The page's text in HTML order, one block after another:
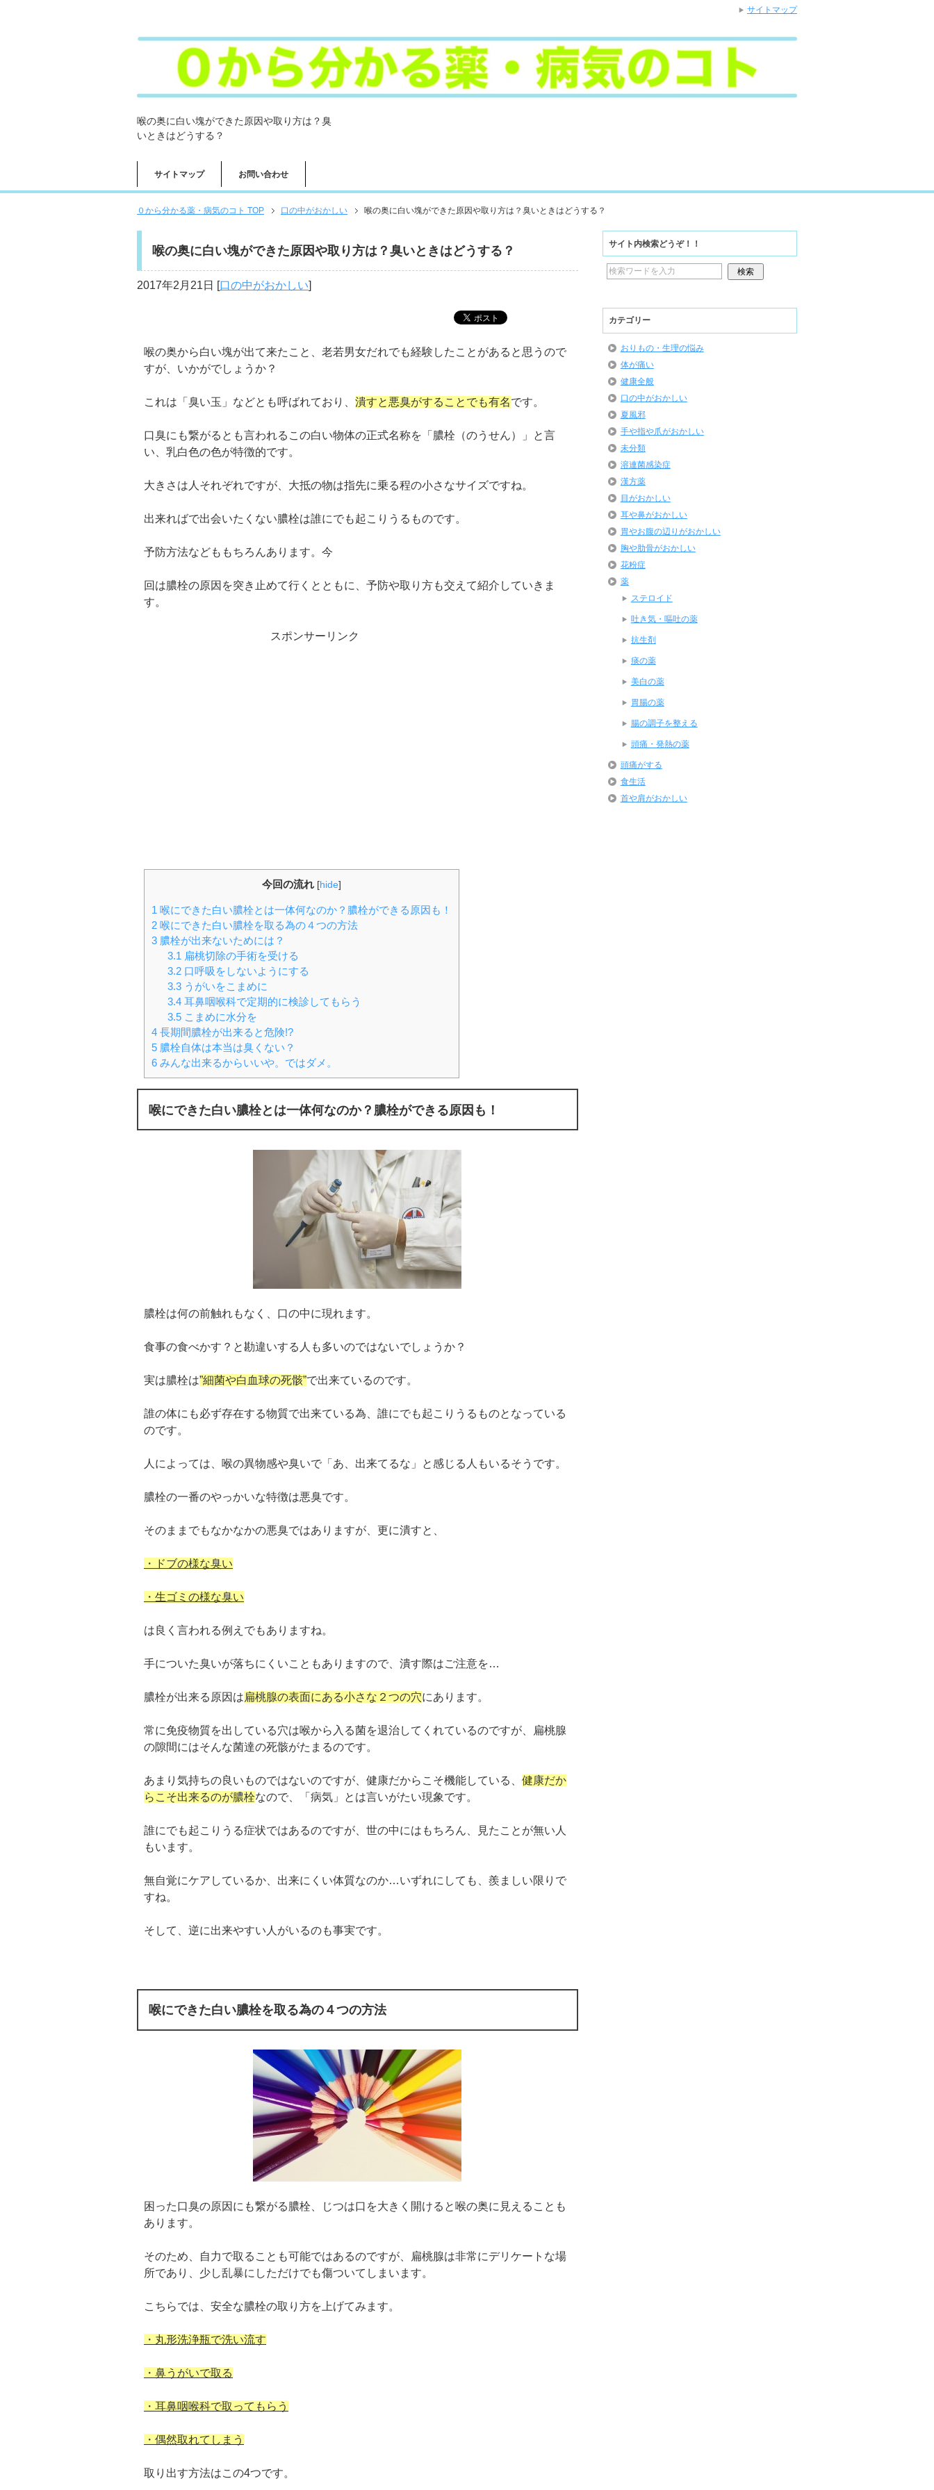
喉の奥に白い塊ができた原因や取り方は？臭
いときはどうする？
サイトマップ お問い合わせ
０から分かる薬・病気のコト TOP 口の中がおかしい 喉の奥に白い塊ができた原因や取り方は？臭いときはどうする？
喉の奥に白い塊ができた原因や取り方は？臭いときはどうする？
2017年2月21日 [口の中がおかしい]
喉の奥から白い塊が出て来たこと、老若男女だれでも経験したことがあると思うので
すが、いかがでしょうか？
これは「臭い玉」などとも呼ばれており、 潰すと悪臭がすることでも有名です。
口臭にも繋がるとも言われるこの白い物体の正式名称を「膿栓（のうせん）」と言
い、乳白色の色が特徴的です。
大きさは人それぞれですが、大抵の物は指先に乗る程の小さなサイズですね。
出来ればで出会いたくない膿栓は誰にでも起こりうるものです。
予防方法などももちろんあります。今
回は膿栓の原因を突き止めて行くとともに、予防や取り方も交えて紹介していきま
す。
スポンサーリンク
今回の流れ [hide]
1 喉にできた白い膿栓とは一体何なのか？膿栓ができる原因も！
2 喉にできた白い膿栓を取る為の４つの方法
3 膿栓が出来ないためには？
3.1 扁桃切除の手術を受ける
3.2口呼吸をしないようにする
3.3うがいをこまめに
3.4耳鼻咽喉科で定期的に検診してもらう
3.5こまめに水分を
4 長期間膿栓が出来ると危険!?
5 膿栓自体は本当は臭くない？
6 みんな出来るからいいや。ではダメ。
喉にできた白い膿栓とは一体何なのか？膿栓ができる原因も！
膿栓は何の前触れもなく、口の中に現れます。
食事の食べかす？と勘違いする人も多いのではないでしょうか？
実は膿栓は”細菌や白血球の死骸”で出来ているのです。
誰の体にも必ず存在する物質で出来ている為、誰にでも起こりうるものとなっている
のです。
人によっては、喉の異物感や臭いで「あ、出来てるな」と感じる人もいるそうです。
膿栓の一番のやっかいな特徴は悪臭です。
そのままでもなかなかの悪臭ではありますが、更に潰すと、
・ドブの様な臭い
・生ゴミの様な臭い
は良く言われる例えでもありますね。
手についた臭いが落ちにくいこともありますので、潰す際はご注意を…
膿栓が出来る原因は扁桃腺の表面にある小さな２つの穴にあります。
常に免疫物質を出している穴は喉から入る菌を退治してくれているのですが、扁桃腺
の隙間にはそんな菌達の死骸がたまるのです。
あまり気持ちの良いものではないのですが、健康だからこそ機能している、 健康だか
らこそ出来るのが膿栓なので、「病気」とは言いがたい現象です。
誰にでも起こりうる症状ではあるのですが、世の中にはもちろん、見たことが無い人
もいます。
無自覚にケアしているか、出来にくい体質なのか…いずれにしても、羨ましい限りで
すね。
そして、逆に出来やすい人がいるのも事実です。
喉にできた白い膿栓を取る為の４つの方法
困った口臭の原因にも繋がる膿栓、じつは口を大きく開けると喉の奥に見えることも
あります。
そのため、自力で取ることも可能ではあるのですが、扁桃腺は非常にデリケートな場
所であり、少し乱暴にしただけでも傷ついてしまいます。
こちらでは、安全な膿栓の取り方を上げてみます。
・丸形洗浄瓶で洗い流す
・鼻うがいで取る
・耳鼻咽喉科で取ってもらう
・偶然取れてしまう
取り出す方法はこの4つです。
サイト内検索どうぞ！！
カテゴリー
おりもの・生理の悩み
体が痛い
健康全般
口の中がおかしい
夏風邪
手や指や爪がおかしい
未分類
溶連菌感染症
漢方薬
目がおかしい
耳や鼻がおかしい
胃やお腹の辺りがおかしい
胸や肋骨がおかしい
花粉症
薬
ステロイド
吐き気・嘔吐の薬
抗生剤
痰の薬
美白の薬
胃腸の薬
腸の調子を整える
頭痛・発熱の薬
頭痛がする
食生活
首や肩がおかしい
サイトマップ